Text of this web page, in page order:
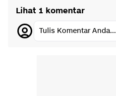
Lihat 1 komentar
Tulis Komentar Anda...